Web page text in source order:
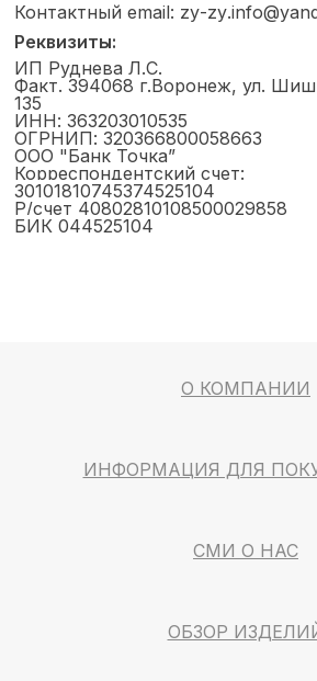
Контактныйemail: zy-zy.info@
Реквизиты:
ИП Руднева Л.С.
Факт. 394068 г.Воронеж, ул.
135
ИНН:363203010535
ОГРНИП: 320366800058663
ООО "Банк Точка”
Корреспондентский счет:
30101810745374525104
Р/счет 40802810108500029858
БИК 044525104
О КОМПАНИИ
ИНФОРМАЦИЯ ДЛЯ
СМИ О НАС
ОБЗОР